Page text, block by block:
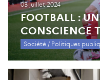
Société / Politiques
FOOTBALL :
CONSCIENCE
03 juillet 2024